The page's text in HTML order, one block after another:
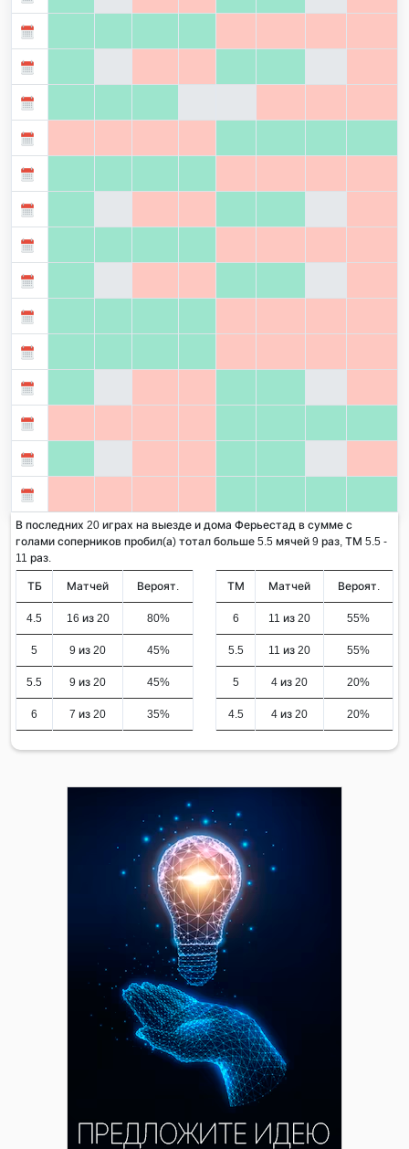
В последних 20 играх на выезде и дома Ферьестад в сумме с
голами соперников пробил(а) тотал больше 5.5 мячей 9 раз, ТМ 5.5 -
11 раз.
ТБ Матчей Вероят.
4.5 16 из 20 80%
5 9 из 20 45%
5.5 9 из 20 45%
6 7 из 20 35%
ТМ Матчей Вероят.
6 11 из 20 55%
5.5 11 из 20 55%
5 4 из 20 20%
4.5 4 из 20 20%